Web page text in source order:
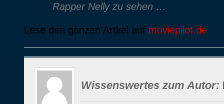
Rapper Nelly zu sehen …
Lese den ganzen Artkel auf moviepilot.de
Wissenswertes zum Autor: